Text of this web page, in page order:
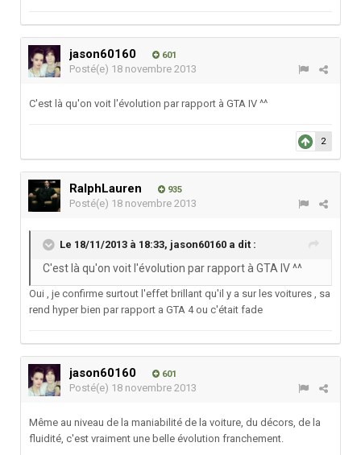
jason60160 601
Posté(e) 18 novembre 2013
C'est là qu'on voit l'évolution par rapport à GTA IV ^^
2
RalphLauren 935
Posté(e) 18 novembre 2013
Le 18/11/2013 à 18:33, jason60160 a dit :
C'est là qu'on voit l'évolution par rapport à GTA IV ^^
Oui , je confirme surtout l'effet brillant qu'il y a sur les voitures , sa
rend hyper bien par rapport a GTA 4 ou c'était fade
jason60160 601
Posté(e) 18 novembre 2013
Même au niveau de la maniabilité de la voiture, du décors, de la
fluidité, c'est vraiment une belle évolution franchement.